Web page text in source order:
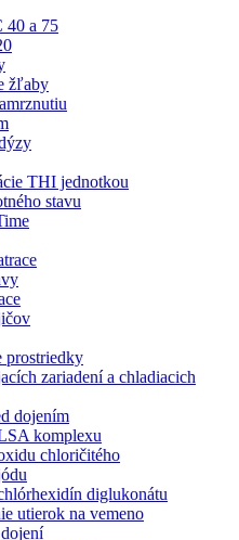
a 75
žľaby
THI jednotkou
stavu
prostriedky
zariadení a chladiacich
dojením
komplexu
chloričitého
diglukonátu
utierok na vemeno